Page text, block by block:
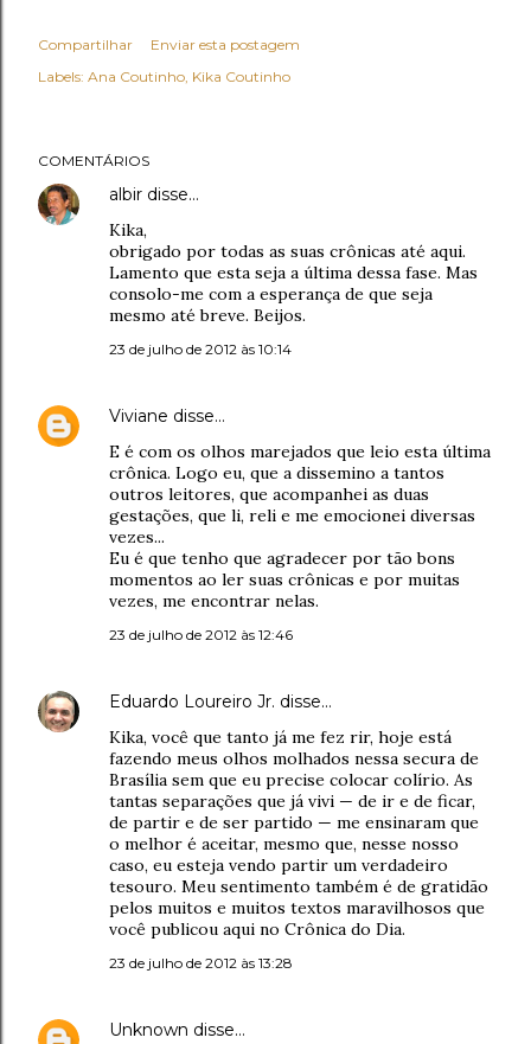
Compartilhar
Enviar esta postagem
Labels: Ana Coutinho Kika Coutinho
COMENTÁRIOS
albir disse…
Kika,
obrigado por todas as suas crônicas até aqui.
Lamento que esta seja a última dessa fase. Mas
consolo-me com a esperança de que seja
mesmo até breve. Beijos.
23 de julho de 2012 às 10:14
Viviane disse…
E é com os olhos marejados que leio esta última
crônica. Logo eu, que a dissemino a tantos
outros leitores, que acompanhei as duas
gestações, que li, reli e me emocionei diversas
vezes...
Eu é que tenho que agradecer por tão bons
momentos ao ler suas crônicas e por muitas
vezes, me encontrar nelas.
23 de julho de 2012 às 12:46
Eduardo Loureiro Jr. disse…
Kika, você que tanto já me fez rir, hoje está
fazendo meus olhos molhados nessa secura de
Brasília sem que eu precise colocar colírio. As
tantas separações que já vivi — de ir e de ficar,
de partir e de ser partido — me ensinaram que
o melhor é aceitar, mesmo que, nesse nosso
caso, eu esteja vendo partir um verdadeiro
tesouro. Meu sentimento também é de gratidão
pelos muitos e muitos textos maravilhosos que
você publicou aqui no Crônica do Dia.
23 de julho de 2012 às 13:28
Unknown disse…